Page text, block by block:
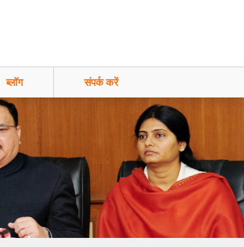
ब्लॉग संपर्क करें